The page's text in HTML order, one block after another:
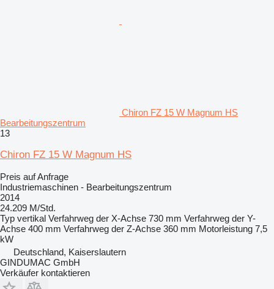
Chiron FZ 15 W Magnum HS
Bearbeitungszentrum
13
Chiron FZ 15 W Magnum HS
Preis auf Anfrage
Industriemaschinen - Bearbeitungszentrum
2014
24.209 M/Std.
Typ vertikal Verfahrweg der X-Achse 730 mm Verfahrweg der Y-
Achse 400 mm Verfahrweg der Z-Achse 360 mm Motorleistung 7,5
kW
Deutschland, Kaiserslautern
GINDUMAC GmbH
Verkäufer kontaktieren